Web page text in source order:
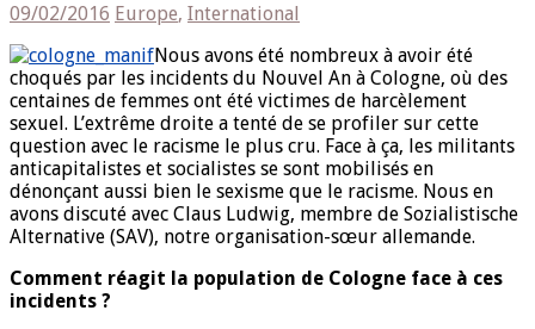
09/02/2016 Europe, International
Nous avons été nombreux à avoir été
choqués par les incidents du Nouvel An à Cologne, où des
centaines de femmes ont été victimes de harcèlement
sexuel. L’extrême droite a tenté de se profiler sur cette
question avec le racisme le plus cru. Face à ça, les militants
anticapitalistes et socialistes se sont mobilisés en
dénonçant aussi bien le sexisme que le racisme. Nous en
avons discuté avec Claus Ludwig, membre de Sozialistische
Alternative (SAV), notre organisation-sœur allemande.
Comment réagit la population de Cologne face à ces
incidents ?